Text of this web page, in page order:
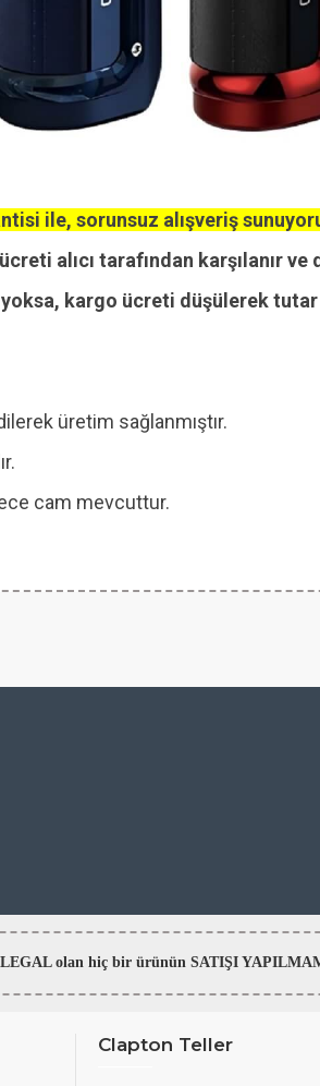
ile, sorunsuz alışveriş
alıcı tarafından karşılanır
kargo ücreti düşülerek
üretim sağlanmıştır.
cam mevcuttur.
olan hiç bir ürünün SATIŞI
Clapton Teller